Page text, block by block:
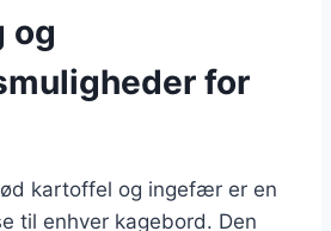
og
for
kartoffel og ingefær er en
til enhver kagebord. Den